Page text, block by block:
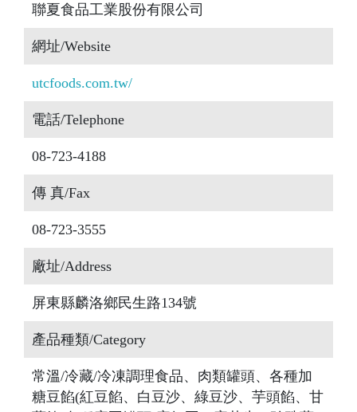
聯夏食品工業股份有限公司
網址/Website
utcfoods.com.tw/
電話/Telephone
08-723-4188
傳 真/Fax
08-723-3555
廠址/Address
屏東縣麟洛鄉民生路134號
產品種類/Category
常溫/冷藏/冷凍調理食品、肉類罐頭、各種加
糖豆餡(紅豆餡、白豆沙、綠豆沙、芋頭餡、甘